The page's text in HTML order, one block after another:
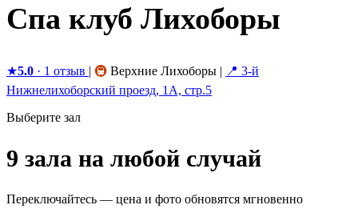
Спа клуб Лихоборы
★5.0 · 1 отзыв | 🚇 Верхние Лихоборы | 📍 3-й
Нижнелихоборский проезд, 1А, стр.5
Выберите зал
9 зала на любой случай
Переключайтесь — цена и фото обновятся мгновенно